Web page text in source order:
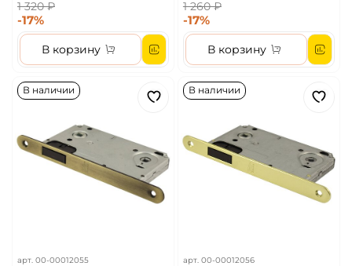
1 320 ₽
-17%
В корзину
1 260 ₽
-17%
В корзину
В наличии
арт. 00-00012055
В наличии
арт. 00-00012056